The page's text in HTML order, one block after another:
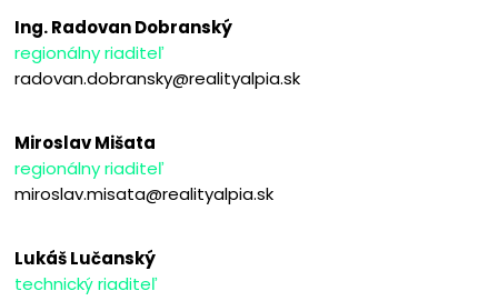
Ing. Radovan Dobranský
regionálny riaditeľ
radovan.dobransky@realityalpia.sk
Miroslav Mišata
regionálny riaditeľ
miroslav.misata@realityalpia.sk
Lukáš Lučanský
technický riaditeľ